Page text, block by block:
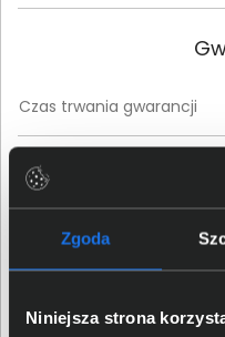
Zgoda
Niniejsza strona
Czas trwania gwarancji
Szczegółowe warunki
gwarancji